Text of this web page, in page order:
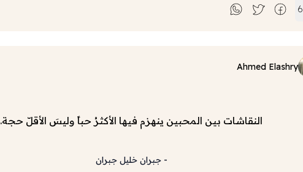
6
Ahmed Elashry
النقاشات بين المحبين ينهزم فيها الأكثرُ حباً وليسَ الأقلّ حجة.
-جبران خليل جبران